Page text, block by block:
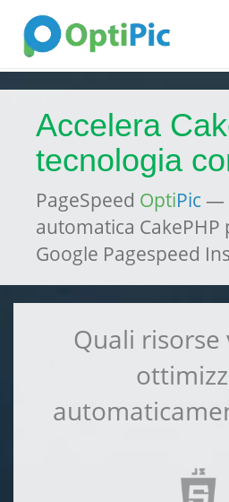
Accelera
tecnologia
PageSpeed OptiPic —
automatica
Google Pagespeed
Quali risorse